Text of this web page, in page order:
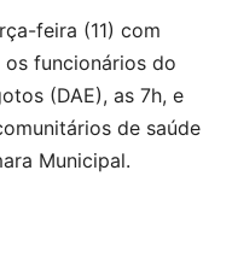
feira (11) com
funcionários do
(DAE), as 7h, e
de saúde
Municipal.